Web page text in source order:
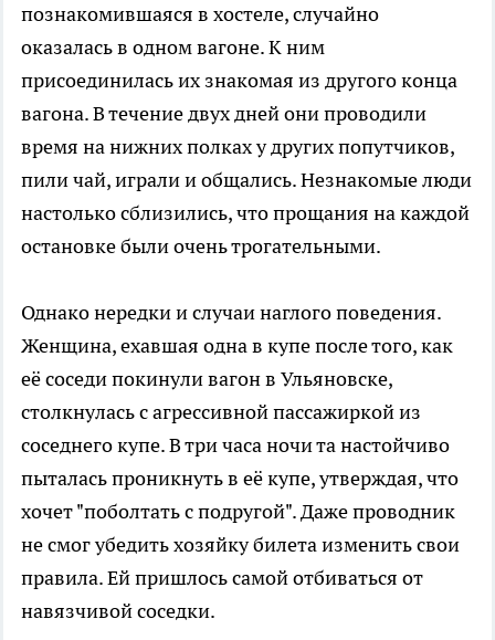
познакомившаяся в хостеле, случайно
оказалась в одном вагоне. К ним
присоединилась их знакомая из другого конца
вагона. В течение двух дней они проводили
время на нижних полках у других попутчиков,
пили чай, играли и общались. Незнакомые люди
настолько сблизились, что прощания на каждой
остановке были очень трогательными.
Однако нередки и случаи наглого поведения.
Женщина, ехавшая одна в купе после того, как
её соседи покинули вагон в Ульяновске,
столкнулась с агрессивной пассажиркой из
соседнего купе. В три часа ночи та настойчиво
пыталась проникнуть в её купе, утверждая, что
хочет "поболтать с подругой". Даже проводник
не смог убедить хозяйку билета изменить свои
правила. Ей пришлось самой отбиваться от
навязчивой соседки.